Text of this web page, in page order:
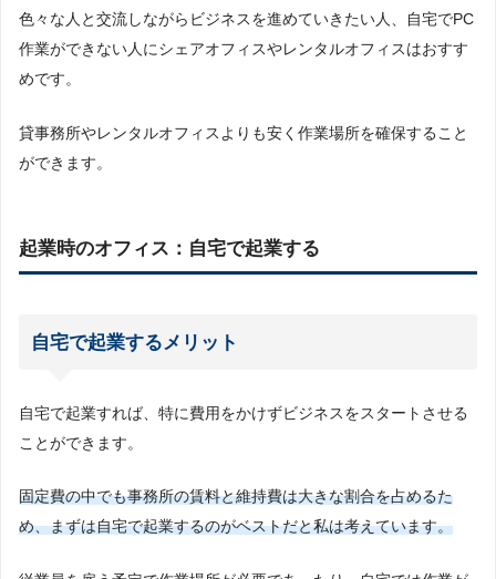
色々な人と交流しながらビジネスを進めていきたい人、自宅でPC
作業ができない人にシェアオフィスやレンタルオフィスはおすす
めです。
貸事務所やレンタルオフィスよりも安く作業場所を確保すること
ができます。
起業時のオフィス：自宅で起業する
自宅で起業するメリット
自宅で起業すれば、特に費用をかけずビジネスをスタートさせる
ことができます。
固定費の中でも事務所の賃料と維持費は大きな割合を占めるた
め、まずは自宅で起業するのがベストだと私は考えています。